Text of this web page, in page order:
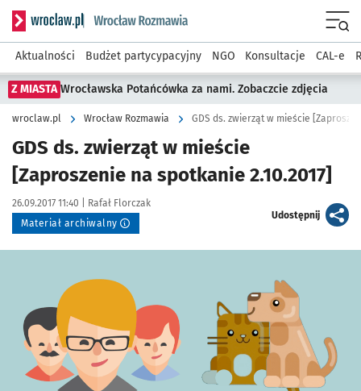
Serwis informacyjny wroclaw.pl podserwis: Rozmawia
Aktualności Budżet partycypacyjny NGO Konsultacje CAL-e
Z MIASTA Wrocławska Potańcówka za nami. Zobaczcie zdjęcia
wroclaw.pl Wrocław Rozmawia GDS ds. zwierząt w mieście
GDS ds. zwierząt w mieście
[Zaproszenie na spotkanie 2.10.2017]
Data publikacji:
26.09.2017 11:40 | Autor:
Rafał Florczak
Materiał archiwalny
Udostępnijartykuł